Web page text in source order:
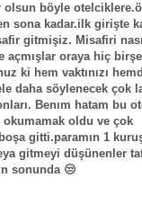
olsun böyle
sona kadar.ilk girişte
gitmişiz. Misafiri
açmışlar oraya hiç
ki hem vaktınızı
daha söylenecek çok
Benım hatam bu
okumamak oldu ve çok
gitti.paramın 1
gitmeyi düşünenler
sonunda 😒